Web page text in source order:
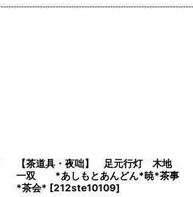
【茶道具・夜咄】 足元行灯 木地
一双 *あしもとあんどん*暁*茶事
*茶会* [212ste10109]